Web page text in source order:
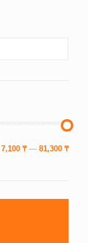
7,100 ₸— 81,300 ₸